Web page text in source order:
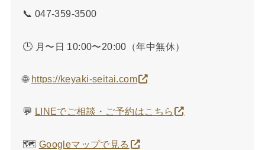
📞 047-359-3500
🕒 月〜日 10:00〜20:00（年中無休）
🌐 https://keyaki-seitai.com
💬 LINEでご相談・ご予約はこちら
🗺️ Googleマップで見る